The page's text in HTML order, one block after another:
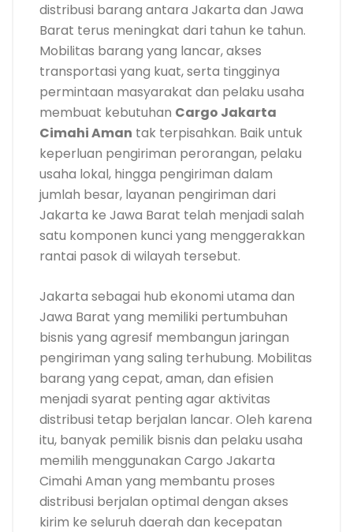
distribusi barang antara Jakarta dan Jawa
Barat terus meningkat dari tahun ke tahun.
Mobilitas barang yang lancar, akses
transportasi yang kuat, serta tingginya
permintaan masyarakat dan pelaku usaha
membuat kebutuhan Cargo Jakarta
Cimahi Aman tak terpisahkan. Baik untuk
keperluan pengiriman perorangan, pelaku
usaha lokal, hingga pengiriman dalam
jumlah besar, layanan pengiriman dari
Jakarta ke Jawa Barat telah menjadi salah
satu komponen kunci yang menggerakkan
rantai pasok di wilayah tersebut.
Jakarta sebagai hub ekonomi utama dan
Jawa Barat yang memiliki pertumbuhan
bisnis yang agresif membangun jaringan
pengiriman yang saling terhubung. Mobilitas
barang yang cepat, aman, dan efisien
menjadi syarat penting agar aktivitas
distribusi tetap berjalan lancar. Oleh karena
itu, banyak pemilik bisnis dan pelaku usaha
memilih menggunakan Cargo Jakarta
Cimahi Aman yang membantu proses
distribusi berjalan optimal dengan akses
kirim ke seluruh daerah dan kecepatan